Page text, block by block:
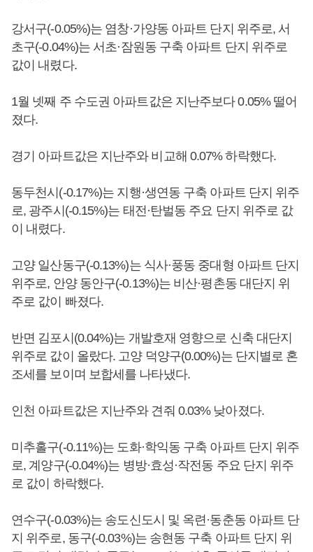
강서구(-0.05%)는 염창·가양동 아파트 단지 위주로, 서
초구(-0.04%)는 서초·잠원동 구축 아파트 단지 위주로
값이 내렸다.
1월 넷째 주 수도권 아파트값은 지난주보다 0.05% 떨어
졌다.
경기 아파트값은 지난주와 비교해 0.07% 하락했다.
동두천시(-0.17%)는 지행·생연동 구축 아파트 단지 위주
로, 광주시(-0.15%)는 태전·탄벌동 주요 단지 위주로 값
이 내렸다.
고양 일산동구(-0.13%)는 식사·풍동 중대형 아파트 단지
위주로, 안양 동안구(-0.13%)는 비산·평촌동 대단지 위
주로 값이 빠졌다.
반면 김포시(0.04%)는 개발호재 영향으로 신축 대단지
위주로 값이 올랐다. 고양 덕양구(0.00%)는 단지별로 혼
조세를 보이며 보합세를 나타냈다.
인천 아파트값은 지난주와 견줘 0.03% 낮아졌다.
미추홀구(-0.11%)는 도화·학익동 구축 아파트 단지 위주
로, 계양구(-0.04%)는 병방·효성·작전동 주요 단지 위주
로 값이 하락했다.
연수구(-0.03%)는 송도신도시 및 옥련·동춘동 아파트 단
지 위주로, 동구(-0.03%)는 송현동 구축 아파트 단지 위